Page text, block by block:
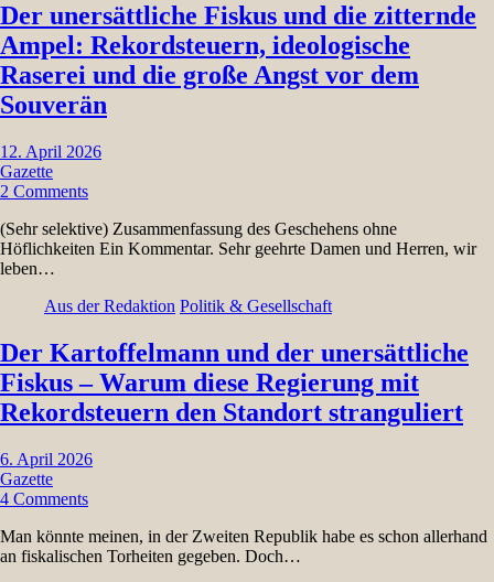
Der unersättliche Fiskus und die zitternde
Ampel: Rekordsteuern, ideologische
Raserei und die große Angst vor dem
Souverän
12. April 2026
Gazette
2 Comments
(Sehr selektive) Zusammenfassung des Geschehens ohne
Höflichkeiten Ein Kommentar. Sehr geehrte Damen und Herren, wir
leben…
Aus der Redaktion Politik & Gesellschaft
Der Kartoffelmann und der unersättliche
Fiskus – Warum diese Regierung mit
Rekordsteuern den Standort stranguliert
6. April 2026
Gazette
4 Comments
Man könnte meinen, in der Zweiten Republik habe es schon allerhand
an fiskalischen Torheiten gegeben. Doch…